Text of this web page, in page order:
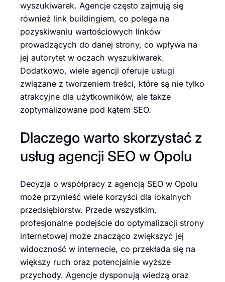
wyszukiwarek. Agencje często zajmują się
również link buildingiem, co polega na
pozyskiwaniu wartościowych linków
prowadzących do danej strony, co wpływa na
jej autorytet w oczach wyszukiwarek.
Dodatkowo, wiele agencji oferuje usługi
związane z tworzeniem treści, które są nie tylko
atrakcyjne dla użytkowników, ale także
zoptymalizowane pod kątem SEO.
Dlaczego warto skorzystać z
usług agencji SEO w Opolu
Decyzja o współpracy z agencją SEO w Opolu
może przynieść wiele korzyści dla lokalnych
przedsiębiorstw. Przede wszystkim,
profesjonalne podejście do optymalizacji strony
internetowej może znacząco zwiększyć jej
widoczność w internecie, co przekłada się na
większy ruch oraz potencjalnie wyższe
przychody. Agencje dysponują wiedzą oraz